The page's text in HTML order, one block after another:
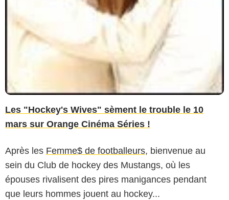
Les "Hockey's Wives" sèment le trouble le 10
mars sur Orange Cinéma Séries !
Après les Femme$ de footballeurs, bienvenue au
sein du Club de hockey des Mustangs, où les
épouses rivalisent des pires manigances pendant
que leurs hommes jouent au hockey...